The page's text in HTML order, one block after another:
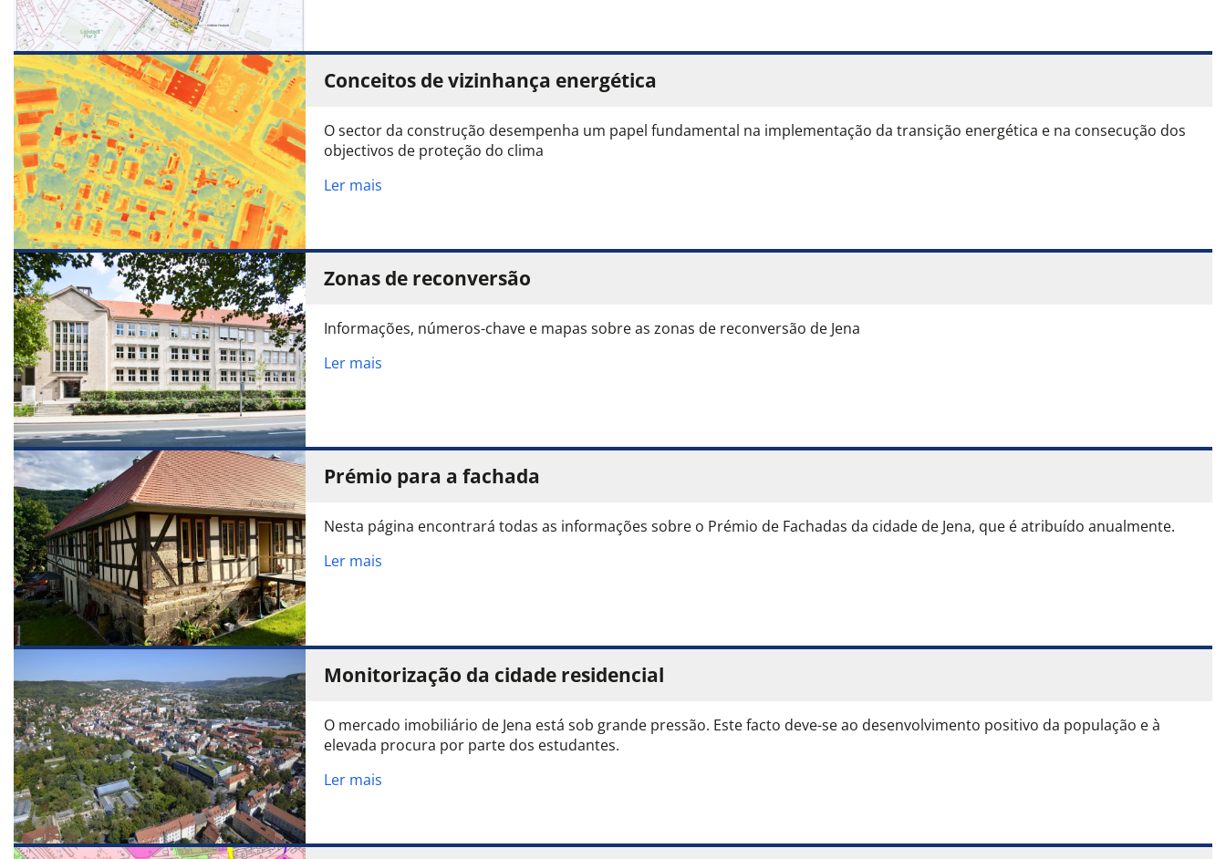
Conceitos de vizinhança energética
O sector da construção desempenha um papel fundamental na implementação da transição energética e na consecução dos
objectivos de proteção do clima
Ler mais
Zonas de reconversão
Informações, números-chave e mapas sobre as zonas de reconversão de Jena
Ler mais
Prémio para a fachada
Nesta página encontrará todas as informações sobre o Prémio de Fachadas da cidade de Jena, que é atribuído anualmente.
Ler mais
Monitorização da cidade residencial
O mercado imobiliário de Jena está sob grande pressão. Este facto deve-se ao desenvolvimento positivo da população e à
elevada procura por parte dos estudantes.
Ler mais